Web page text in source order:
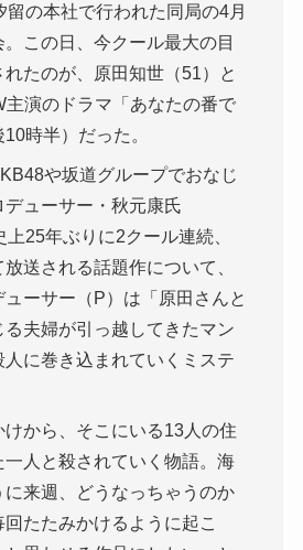
留の本社で行われた同局の4月
この日、今クール最大の目
たのが、原田知世（51）と
主演のドラマ「あなたの番で
時半）だった。
や坂道グループでおなじ
ューサー・秋元康氏
上25年ぶりに2クール連続、
送される話題作について、
ーサー（P）は「原田さんと
る夫婦が引っ越してきたマン
人に巻き込まれていくミステ
けから、そこにいる13人の住
一人と殺されていく物語。海
来週、どうなっちゃうのか
たたみかけるように起こ